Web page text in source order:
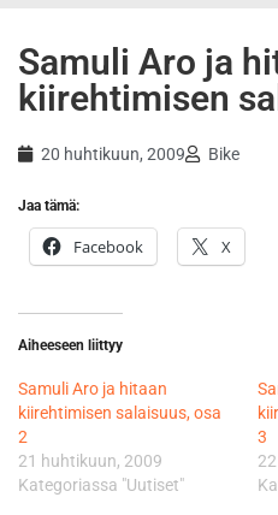
Samuli Aro ja
kiirehtimisen
20 huhtikuun, 2009 Bike
Jaa tämä:
Facebook X
Aiheeseen liittyy
Samuli Aro ja hitaan
kiirehtimisen salaisuus, osa
2
21 huhtikuun, 2009
Kategoriassa "Uutiset"
3